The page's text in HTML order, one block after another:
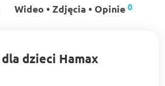
Wideo • Zdjęcia • Opinie 0
dzieci Hamax